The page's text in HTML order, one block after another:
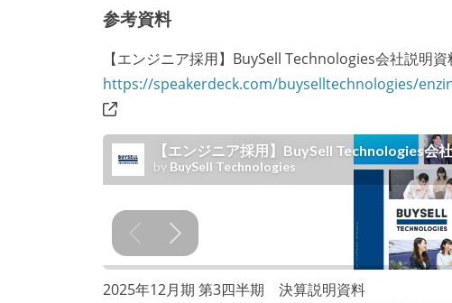
参考資料
【エンジニア採用】BuySell Technologies会社説明資
https://speakerdeck.com/buyselltechnologies/
2025年12月期 第3四半期 決算説明資料